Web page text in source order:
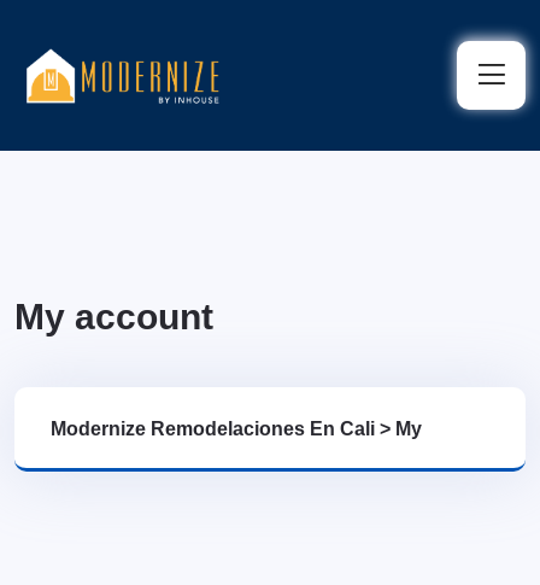
My account
Modernize Remodelaciones En Cali > My